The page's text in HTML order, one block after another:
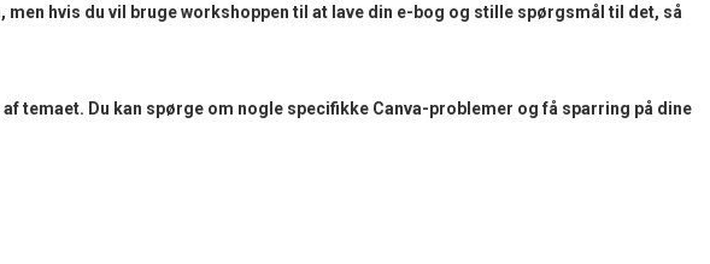
hvis du vil bruge workshoppen til at lave din e-bog og stille spørgsmål til det, så
Du kan spørge om nogle specifikke Canva-problemer og få sparring på dine